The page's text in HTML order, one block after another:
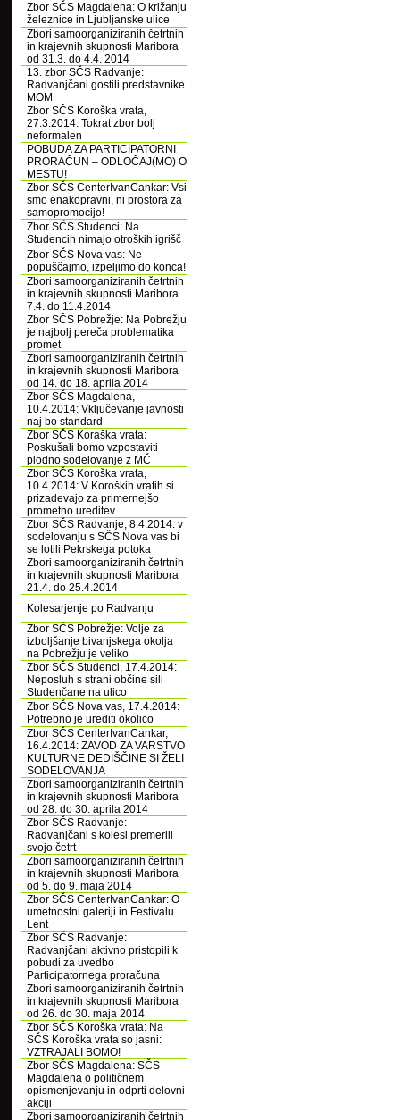
Zbor SČS Magdalena: O križanju
železnice in Ljubljanske ulice
Zbori samoorganiziranih četrtnih
in krajevnih skupnosti Maribora
od 31.3. do 4.4. 2014
13. zbor SČS Radvanje:
Radvanjčani gostili predstavnike
MOM
Zbor SČS Koroška vrata,
27.3.2014: Tokrat zbor bolj
neformalen
POBUDA ZA PARTICIPATORNI
PRORAČUN – ODLOČAJ(MO) O
MESTU!
Zbor SČS CenterIvanCankar: Vsi
smo enakopravni, ni prostora za
samopromocijo!
Zbor SČS Studenci: Na
Studencih nimajo otroških igrišč
Zbor SČS Nova vas: Ne
popuščajmo, izpeljimo do konca!
Zbori samoorganiziranih četrtnih
in krajevnih skupnosti Maribora
7.4. do 11.4.2014
Zbor SČS Pobrežje: Na Pobrežju
je najbolj pereča problematika
promet
Zbori samoorganiziranih četrtnih
in krajevnih skupnosti Maribora
od 14. do 18. aprila 2014
Zbor SČS Magdalena,
10.4.2014: Vključevanje javnosti
naj bo standard
Zbor SČS Koraška vrata:
Poskušali bomo vzpostaviti
plodno sodelovanje z MČ
Zbor SČS Koroška vrata,
10.4.2014: V Koroških vratih si
prizadevajo za primernejšo
prometno ureditev
Zbor SČS Radvanje, 8.4.2014: v
sodelovanju s SČS Nova vas bi
se lotili Pekrskega potoka
Zbori samoorganiziranih četrtnih
in krajevnih skupnosti Maribora
21.4. do 25.4.2014
Kolesarjenje po Radvanju
Zbor SČS Pobrežje: Volje za
izboljšanje bivanjskega okolja
na Pobrežju je veliko
Zbor SČS Studenci, 17.4.2014:
Neposluh s strani občine sili
Studenčane na ulico
Zbor SČS Nova vas, 17.4.2014:
Potrebno je urediti okolico
Zbor SČS CenterIvanCankar,
16.4.2014: ZAVOD ZA VARSTVO
KULTURNE DEDIŠČINE SI ŽELI
SODELOVANJA
Zbori samoorganiziranih četrtnih
in krajevnih skupnosti Maribora
od 28. do 30. aprila 2014
Zbor SČS Radvanje:
Radvanjčani s kolesi premerili
svojo četrt
Zbori samoorganiziranih četrtnih
in krajevnih skupnosti Maribora
od 5. do 9. maja 2014
Zbor SČS CenterIvanCankar: O
umetnostni galeriji in Festivalu
Lent
Zbor SČS Radvanje:
Radvanjčani aktivno pristopili k
pobudi za uvedbo
Participatornega proračuna
Zbori samoorganiziranih četrtnih
in krajevnih skupnosti Maribora
od 26. do 30. maja 2014
Zbor SČS Koroška vrata: Na
SČS Koroška vrata so jasni:
VZTRAJALI BOMO!
Zbor SČS Magdalena: SČS
Magdalena o političnem
opismenjevanju in odprti delovni
akciji
Zbori samoorganiziranih četrtnih